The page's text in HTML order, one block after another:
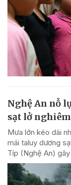
Nghệ An nỗ
sạt lở
Mưa lớn kéo dài
mái taluy dương
Típ (Nghệ An)